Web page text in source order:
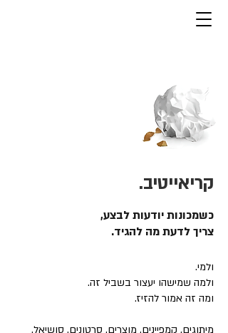
קריאייטיב.
כשמכונות יודעות לבצע,
צריך לדעת מה להגיד.
ולמי.
ולמה שמישהו יעצור בשביל זה.
ומה זה אמור להזיז.
מיתוגים, קמפיינים, מוצרים, סרטונים, סושיאל,